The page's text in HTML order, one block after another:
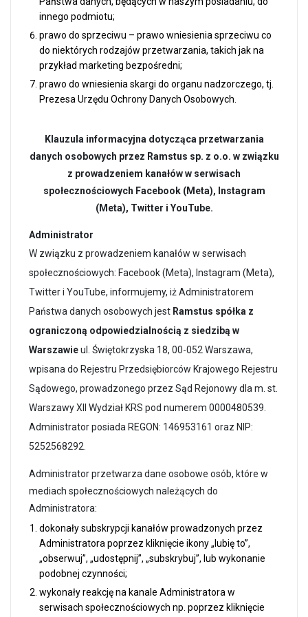
innego podmiotu;
prawo do sprzeciwu – prawo wniesienia sprzeciwu co
do niektórych rodzajów przetwarzania, takich jak na
przykład marketing bezpośredni;
prawo do wniesienia skargi do organu nadzorczego, tj.
Prezesa Urzędu Ochrony Danych Osobowych.
Klauzula informacyjna dotycząca przetwarzania
danych osobowych przez Ramstus sp. z o.o. w związku
z prowadzeniem kanałów w serwisach
społecznościowych Facebook (Meta), Instagram
(Meta), Twitter i YouTube.
Administrator
W związku z prowadzeniem kanałów w serwisach
społecznościowych: Facebook (Meta), Instagram (Meta),
Twitter i YouTube, informujemy, iż Administratorem
Państwa danych osobowych jest Ramstus spółka z
ograniczoną odpowiedzialnością z siedzibą w
Warszawieul. Świętokrzyska 18, 00-052 Warszawa,
wpisana do Rejestru Przedsiębiorców Krajowego Rejestru
Sądowego, prowadzonego przez Sąd Rejonowy dla m. st.
Warszawy XII Wydział KRS pod numerem 0000480539.
Administrator posiada REGON: 146953161 oraz NIP:
5252568292.
Administrator przetwarza dane osobowe osób, które w
mediach społecznościowych należących do
Administratora:
dokonały subskrypcji kanałów prowadzonych przez
Administratora poprzez kliknięcie ikony „lubię to”,
„obserwuj”, „udostępnij”, „subskrybuj”, lub wykonanie
podobnej czynności;
wykonały reakcję na kanale Administratora w
serwisach społecznościowych np. poprzez kliknięcie